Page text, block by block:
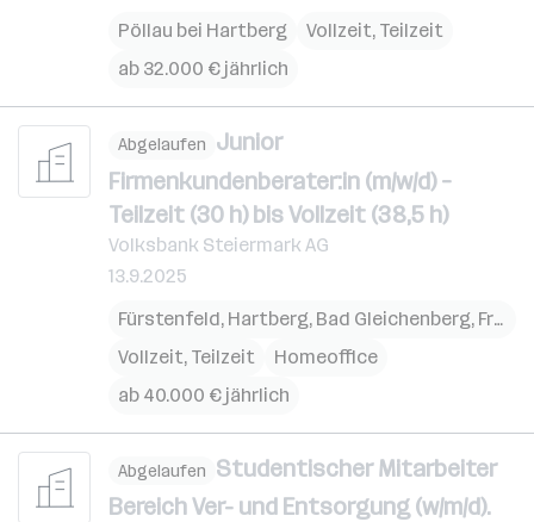
Pöllau bei Hartberg
Vollzeit, Teilzeit
ab 32.000 € jährlich
Abgelaufen Junior
Firmenkundenberater:in (m/w/d) –
Teilzeit (30 h) bis Vollzeit (38,5 h)
Volksbank Steiermark AG
13.9.2025
Fürstenfeld, Hartberg, Bad Gleichenberg, Friedberg
Vollzeit, Teilzeit
Homeoffice
ab 40.000 € jährlich
Abgelaufen Studentischer Mitarbeiter
Bereich Ver- und Entsorgung (w/m/d).